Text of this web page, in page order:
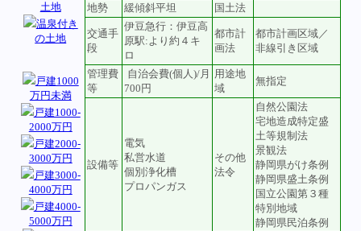
土地
温泉付き
の土地
戸建1000
万円未満
戸建1000-
2000万円
戸建2000-
3000万円
戸建3000-
4000万円
戸建4000-
5000万円
地勢 緩傾斜平坦 国土法
交通手
段
伊豆急行：伊豆高
原駅:より約４キ
ロ
都市計
画法
都市計画区域／
非線引き区域
管理費
等
自治会費(個人)/月
700円
用途地
域
無指定
設備等
電気
私営水道
個別浄化槽
プロパンガス
その他
法令
自然公園法
宅地造成特定盛
土等規制法
景観法
静岡県がけ条例
静岡県盛土条例
国立公園第３種
特別地域
静岡県民泊条例